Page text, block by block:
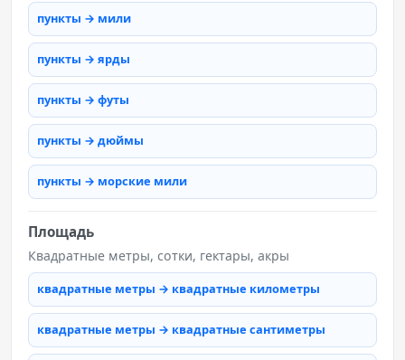
пункты → мили
пункты → ярды
пункты → футы
пункты → дюймы
пункты → морские мили
Площадь
Квадратные метры, сотки, гектары, акры
квадратные метры → квадратные километры
квадратные метры → квадратные сантиметры